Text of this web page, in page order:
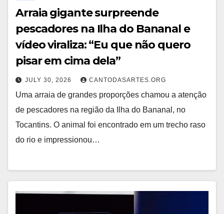
Arraia gigante surpreende
pescadores na Ilha do Bananal e
vídeo viraliza: “Eu que não quero
pisar em cima dela”
JULY 30, 2026 CANTODASARTES.ORG
Uma arraia de grandes proporções chamou a atenção
de pescadores na região da Ilha do Bananal, no
Tocantins. O animal foi encontrado em um trecho raso
do rio e impressionou…